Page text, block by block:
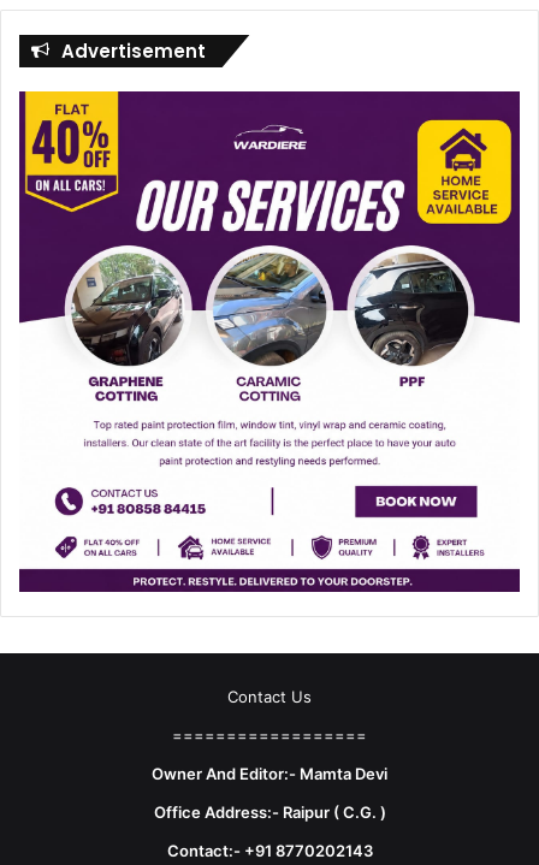
Advertisement
Contact Us
==================
Owner And Editor:- Mamta Devi
Office Address:- Raipur ( C.G. )
Contact:- +91 8770202143